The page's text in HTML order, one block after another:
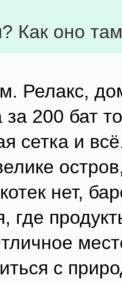
Как оно
Релакс,
200 бат
сетка и
нет,
где
с